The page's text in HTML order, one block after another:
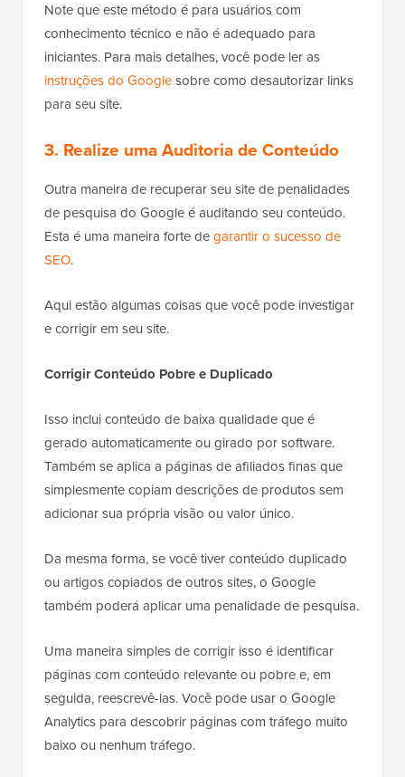
Note que este método é para usuários com
conhecimento técnico e não é adequado para
iniciantes. Para mais detalhes, você pode ler as
instruções do Googlesobre como desautorizar links
para seu site.
3. Realize uma Auditoria de Conteúdo
Outra maneira de recuperar seu site de penalidades
de pesquisa do Google é auditando seu conteúdo.
Esta é uma maneira forte degarantir o sucesso de
SEO.
Aqui estão algumas coisas que você pode investigar
e corrigir em seu site.
Corrigir Conteúdo Pobre e Duplicado
Isso inclui conteúdo de baixa qualidade que é
gerado automaticamente ou girado por software.
Também se aplica a páginas de afiliados finas que
simplesmente copiam descrições de produtos sem
adicionar sua própria visão ou valor único.
Da mesma forma, se você tiver conteúdo duplicado
ou artigos copiados de outros sites, o Google
também poderá aplicar uma penalidade de pesquisa.
Uma maneira simples de corrigir isso é identificar
páginas com conteúdo relevante ou pobre e, em
seguida, reescrevê-las. Você pode usar o Google
Analytics para descobrir páginas com tráfego muito
baixo ou nenhum tráfego.